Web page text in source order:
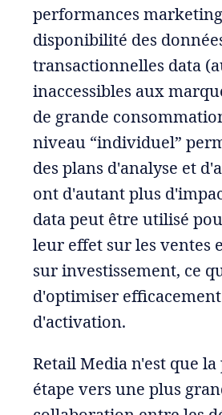
performances
disponibilité des
transactionnelles data
inaccessibles aux
de grande
niveau “individuel”
des plans d'analyse et
ont d'autant plus
data peut être utilisé
leur effet sur les ventes
sur investissement, ce
d'optimiser
d'activation.
Retail Media n'est que
étape vers une plus